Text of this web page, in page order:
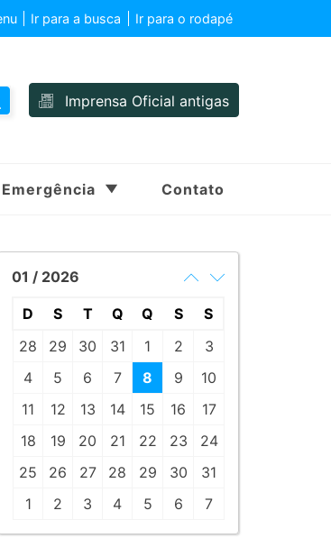
Ir para a busca Ir para o rodapé
Imprensa Oficial antigas
Emergência Contato
01 / 2026
D S T Q Q S
S
28
29 30 31 1 2
3
4
5 6 7 8 9
10
11
12 13 14 15 16
17
18
19 20 21 22 23
24
25
26 27 28 29 30
31
1
2 3 4 5 6 7